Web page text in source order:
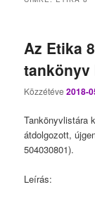
Az Etika
tankönyv
Közzétéve2018-
Tankönyvlistára
átdolgozott,
504030801).
Leírás: